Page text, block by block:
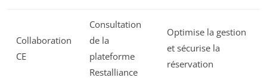
Collaboration
CE
Consultation
de la
plateforme
Restalliance
Optimise la gestion
et sécurise la
réservation